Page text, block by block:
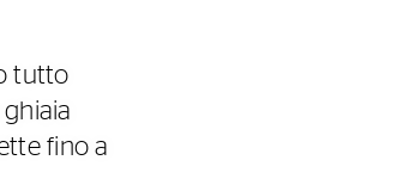
tutto
fino a